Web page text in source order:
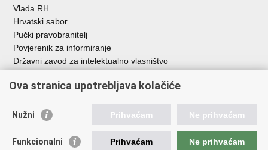
Vlada RH
Hrvatski sabor
Pučki pravobranitelj
Povjerenik za informiranje
Državni zavod za intelektualno vlasništvo
HAKOM
Ostale poveznice
Hrvatski audiovizualni centar
Ova stranica upotrebljava kolačiće
Nužni Prihvaćam Ne prihvaćam
Funkcionalni Prihvaćam Ne prihvaćam